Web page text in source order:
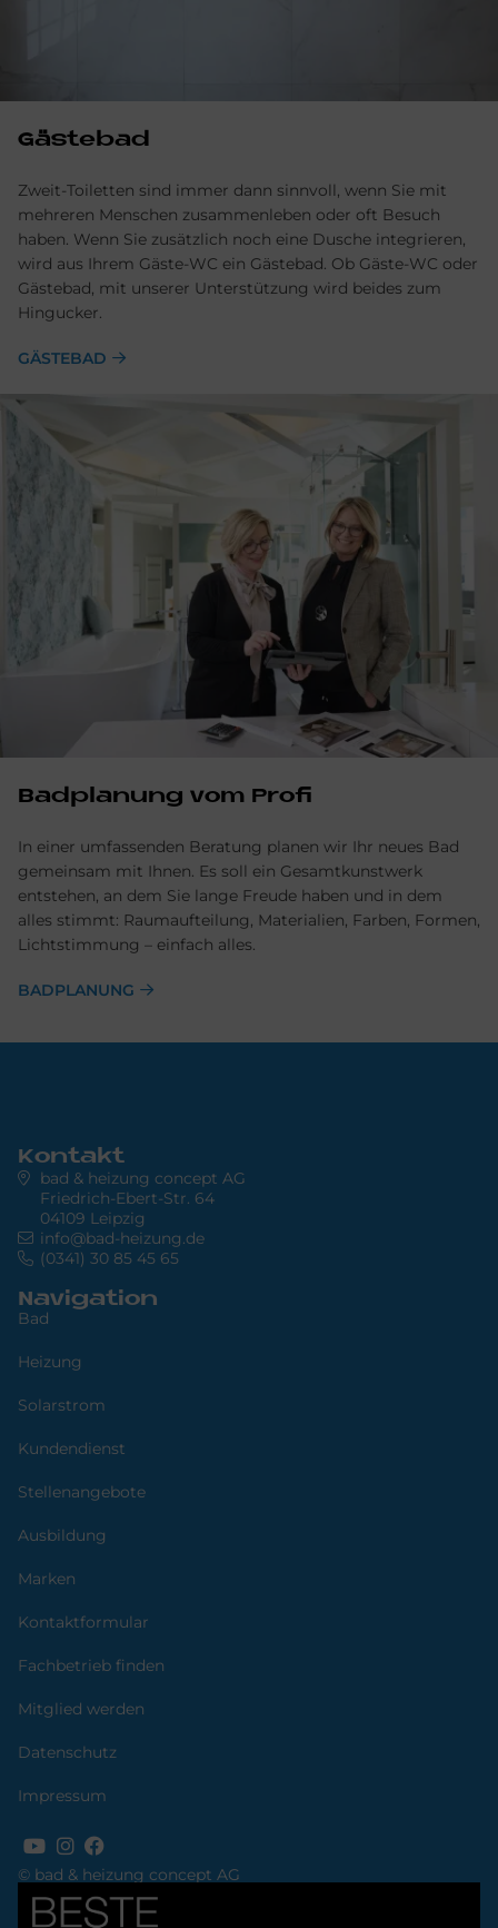
Gästebad
Zweit-Toiletten sind immer dann sinnvoll, wenn Sie mit
mehreren Menschen zusammenleben oder oft Besuch
haben. Wenn Sie zusätzlich noch eine Dusche integrieren,
wird aus Ihrem Gäste-WC ein Gästebad. Ob Gäste-WC oder
Gästebad, mit unserer Unterstützung wird beides zum
Hingucker.
GÄSTEBAD
Bad­pla­nung vom Pro­fi
In einer umfassenden Beratung planen wir Ihr neues Bad
gemeinsam mit Ihnen. Es soll ein Gesamtkunstwerk
entstehen, an dem Sie lange Freude haben und in dem
alles stimmt: Raumaufteilung, Materialien, Farben, Formen,
Lichtstimmung – einfach alles.
BAD­PLA­NUNG
© bad & heizung concept AG
Kontakt
bad & heizung concept AG
Friedrich-Ebert-Str. 64
04109 Leipzig
info@bad-heizung.de
(0341) 30 85 45 65
Navigation
Bad
Heizung
Solarstrom
Kundendienst
Stellenangebote
Ausbildung
Marken
Kontaktformular
Fachbetrieb finden
Mitglied werden
Datenschutz
Impressum